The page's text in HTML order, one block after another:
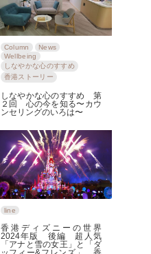
Column
News
Wellbeing
しなやかな心のすすめ
香港ストーリー
しなやかな心のすすめ 第
２回 心の今を知る〜カウ
ンセリングのいろは〜
line
香港ディズニーの世界
2024年版 後編 超人気
「アナと雪の女王」と「ダ